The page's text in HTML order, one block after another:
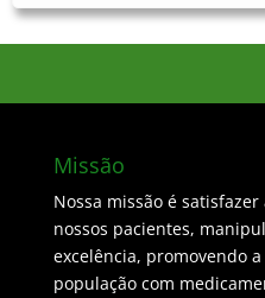
Missão
Nossa missão é
nossos pacientes,
excelência, promovendo
população com